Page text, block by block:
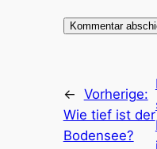
← Vorherige:
Wie tief ist der
Bodensee?